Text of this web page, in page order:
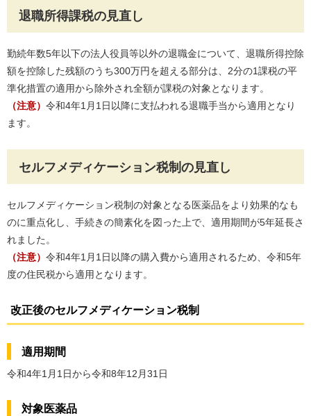
退職所得課税の見直し
勤続年数5年以下の法人役員等以外の退職金について、退職所得控除
額を控除した残額のうち300万円を超える部分は、2分の1課税の平
準化措置の適用から除外され全額が課税の対象となります。
（注意） 令和4年1月1日以降に支払われる退職手当から適用となり
ます。
セルフメディケーション税制の見直し
セルフメディケーション税制の対象となる医薬品をより効果的なも
のに重点化し、手続きの簡素化を図った上で、適用期間が5年延長さ
れました。
（注意） 令和4年1月1日以降の購入費から適用されるため、令和5年
度の住民税から適用となります。
改正後のセルフメディケーション税制
適用期間
令和4年1月1日から令和8年12月31日
対象医薬品